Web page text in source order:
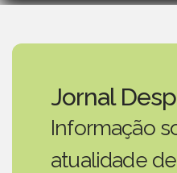
Jornal
Informação
atualidade